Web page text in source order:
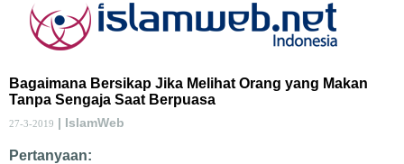
Bagaimana Bersikap Jika Melihat Orang yang Makan
Tanpa Sengaja Saat Berpuasa
27-3-2019 | IslamWeb
Pertanyaan: